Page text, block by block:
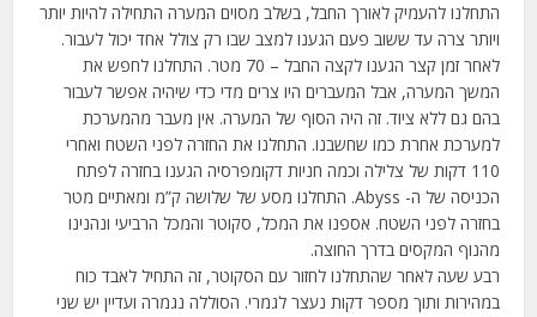
התחלנו להעמיק לאורך החבל, בשלב מסוים המערה התחילה להיות יותר
ויותר צרה עד ששוב פעם הגענו למצב שבו רק צולל אחד יכול לעבור.
לאחר זמן קצר הגענו לקצה החבל – 70 מטר. התחלנו לחפש את
המשך המערה, אבל המעברים היו צרים מדי כדי שיהיה אפשר לעבור
בהם גם ללא ציוד. זה היה הסוף של המערה. אין מעבר מהמערכת
למערכת אחרת כמו שחשבנו. התחלנו את החזרה לפני השטח ואחרי
110 דקות של צלילה וכמה חניות דקומפרסיה הגענו בחזרה לפתח
הכניסה של ה- Abyss. התחלנו מסע של שלושה ק”מ ומאתיים מטר
בחזרה לפני השטח. אספנו את המכל, סקוטר והמכל הרביעי ונהנינו
מהנוף המקסים בדרך החוצה.
רבע שעה לאחר שהתחלנו לחזור עם הסקוטר, זה התחיל לאבד כוח
במהירות ותוך מספר דקות נעצר לגמרי. הסוללה נגמרה ועדיין יש שני